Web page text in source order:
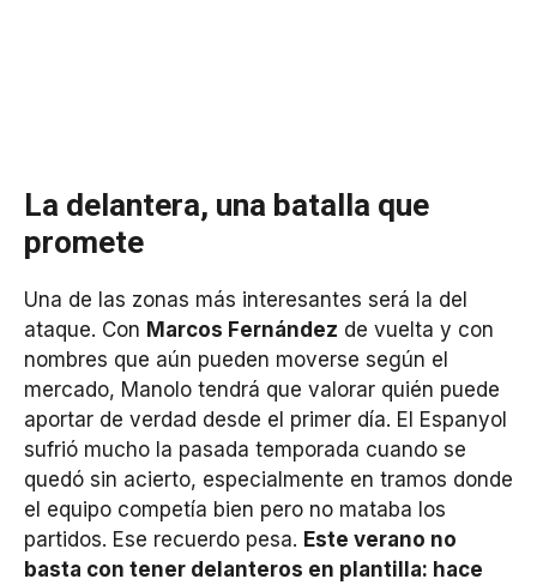
La delantera, una batalla que
promete
Una de las zonas más interesantes será la del
ataque. Con Marcos Fernández de vuelta y con
nombres que aún pueden moverse según el
mercado, Manolo tendrá que valorar quién puede
aportar de verdad desde el primer día. El Espanyol
sufrió mucho la pasada temporada cuando se
quedó sin acierto, especialmente en tramos donde
el equipo competía bien pero no mataba los
partidos. Ese recuerdo pesa. Este verano no
basta con tener delanteros en plantilla: hace